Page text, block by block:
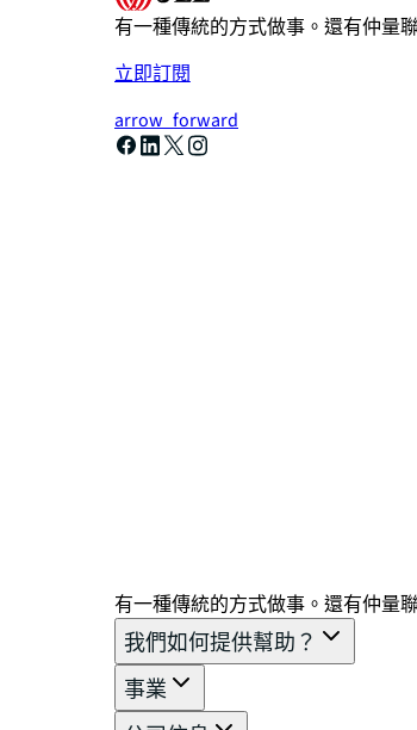
有一種傳統的方式做事。還有仲量
立即訂閱
arrow_forward
有一種傳統的方式做事。還有仲量
我們如何提供幫助？
事業